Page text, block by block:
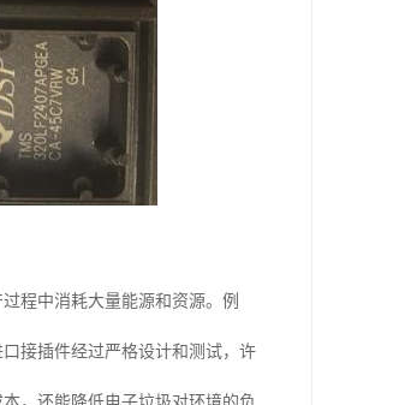
程中消耗大量能源和资源。例
接插件经过严格设计和测试，许